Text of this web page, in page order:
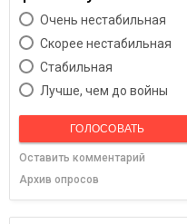
Очень нестабильная
Скорее нестабильная
Cтабильная
Лучше, чем до войны
ГОЛОСОВАТЬ
Оставить комментарий
Архив опросов